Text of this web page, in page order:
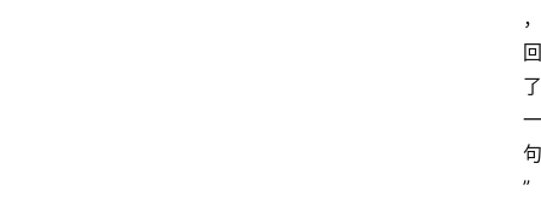
，
回
了
一
句
”